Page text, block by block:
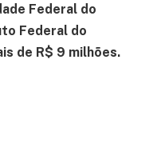
Federal do
Federal do
de R$ 9 milhões.